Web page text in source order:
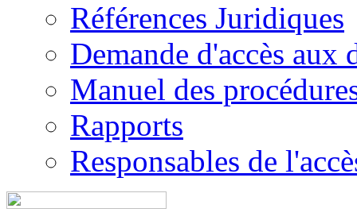
Références Juridiques
Demande d'accès aux
Manuel des
Rapports
Responsables de